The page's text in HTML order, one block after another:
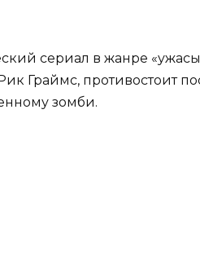
сериал в жанре
Граймс, противостоит
зомби.